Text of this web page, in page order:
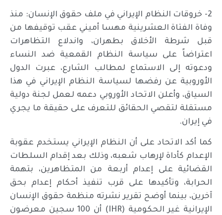
2- خروقات النظام الإيراني في ملف حقوق الإنسان: منذ
وفاة الفتاة العشرينية مهسا أميني عقب توقيفها من
قبل شرطة الأخلاق بطهران، واندلاع التظاهرات
اعتراضاً على سياسة النظام القمعية ضد النساء
ودعوته إلى الاستماع لمطالب الشارع، عبرت الدول
الأوروبية عن رفضها لسياسة النظام الإيراني في هذا
السياق، وأعلن الاتحاد الأوروبي دعمه لعمل لجنة دولية
مستقلة لتقصي الحقائق للتعرف على حقيقة ما يجري
في إيران.
كما أكد الاتحاد على أن النظام الإيراني يستخدم عقوبة
الإعدام كأداة لإرهاب شعبه، وذلك بعد إقدام السلطات
القضائية على إعدام أربعة من المتظاهرين، بتهمة
الحرابة، وتأكيدها على قرب تنفيذ أحكام إعدام بحق
آخرين، بينما أوضح تقرير نشرته منظمة حقوق الإنسان
الإيرانية غير الحكومية (IHR) أن 100 سجين معرضون